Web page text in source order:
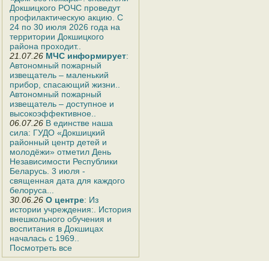
Докшицкого РОЧС проведут
профилактическую акцию. С
24 по 30 июля 2026 года на
территории Докшицкого
района проходит..
21.07.26 МЧС информирует:
Автономный пожарный
извещатель – маленький
прибор, спасающий жизни..
Автономный пожарный
извещатель – доступное и
высокоэффективное..
06.07.26 В единстве наша
сила: ГУДО «Докшицкий
районный центр детей и
молодёжи» отметил День
Независимости Республики
Беларусь. 3 июля -
священная дата для каждого
белоруса...
30.06.26 О центре: Из
истории учреждения:. История
внешкольного обучения и
воспитания в Докшицах
началась с 1969..
Посмотреть все